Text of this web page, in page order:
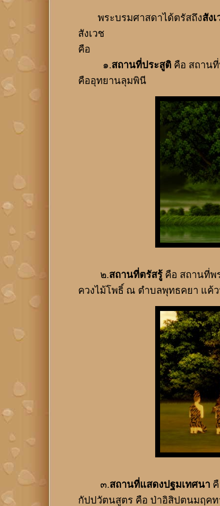
พระบรมศาสดาได้ตรัสถึงสัง
สังเวช
คือ
๑.สถานที่ประสูติ คือ สถาน
คืออุทยานลุมพินี
๒.สถานที่ตรัสรู้ คือ สถานที่พ
ควงไม้โพธิ์ ณ ตำบลพุทธคยา แค้
๓.สถานที่แสดงปฐมเทศนา
กัปปวัตนสูตร คือ ป่าอิสิปตนมฤค